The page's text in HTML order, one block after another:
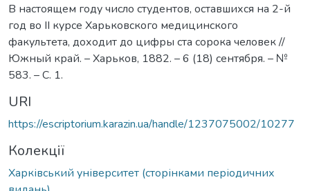
В настоящем году число студентов, оставшихся на 2-й
год во ІІ курсе Харьковского медицинского
факультета, доходит до цифры ста сорока человек //
Южный край. – Харьков, 1882. – 6 (18) сентября. – №
583. – С. 1.
URI
https://escriptorium.karazin.ua/handle/1237075002/10277
Колекції
Харківський університет (сторінками періодичних